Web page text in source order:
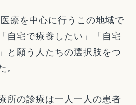
療を中心に行うこの地域で
自宅で療養したい」「自宅
と願う人たちの選択肢をつ
。
所の診療は一人一人の患者